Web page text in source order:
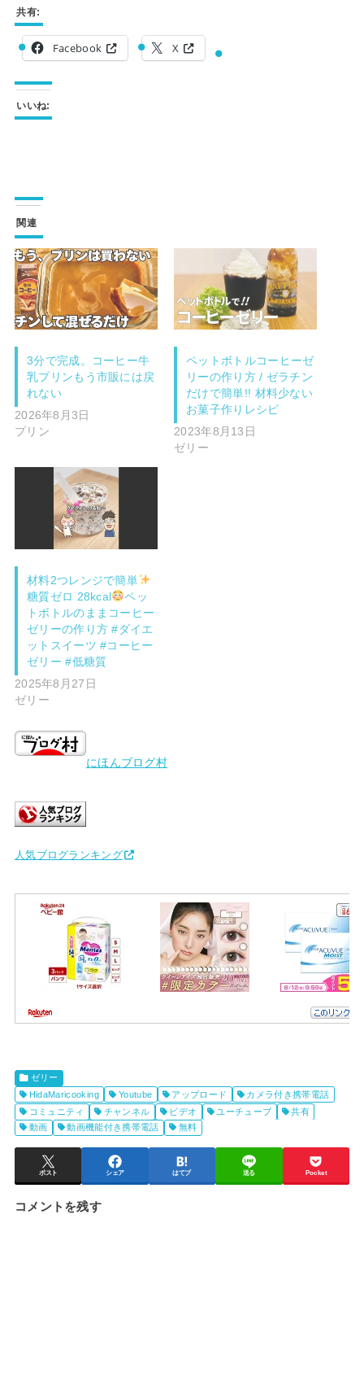
共有:
Facebook X
いいね:
関連
3分で完成。コーヒー牛
乳プリンもう市販には戻
れない
2026年8月3日
プリン
ペットボトルコーヒーゼ
リーの作り方 / ゼラチン
だけで簡単!! 材料少ない
お菓子作りレシピ
2023年8月13日
ゼリー
材料2つレンジで簡単
糖質ゼロ 28kcal
ペッ
トボトルのままコーヒー
ゼリーの作り方 #ダイエ
ットスイーツ #コーヒー
ゼリー #低糖質
2025年8月27日
ゼリー
にほんブログ村
人気ブログランキング
ゼリー
HidaMaricooking
Youtube アップロード
カメラ付き携帯電話
コミュニティ
チャンネル ビデオ ユーチューブ
共有
動画
動画機能付き携帯電話 無料
ポスト シェア はてブ 送る Pocket
コメントを残す